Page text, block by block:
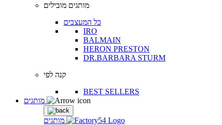
מותגים מובילים
כל המעצבים
IRO
BALMAIN
HERON PRESTON
DR.BARBARA STURM
קנה לפי
BEST SELLERS
מותגים